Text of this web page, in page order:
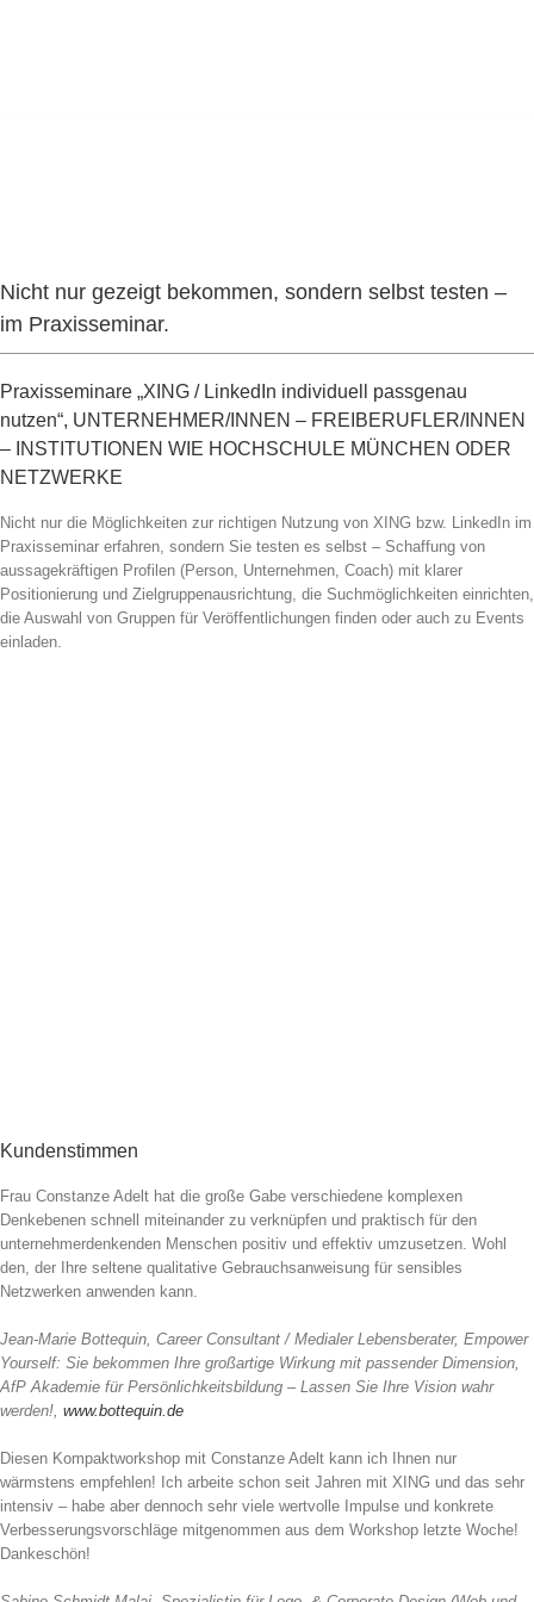
Nicht nur gezeigt bekommen, sondern selbst testen –
im Praxisseminar.
Praxisseminare „XING / LinkedIn individuell passgenau
nutzen“, UNTERNEHMER/INNEN – FREIBERUFLER/INNEN
– INSTITUTIONEN WIE HOCHSCHULE MÜNCHEN ODER
NETZWERKE
Nicht nur die Möglichkeiten zur richtigen Nutzung von XING bzw. LinkedIn im
Praxisseminar erfahren, sondern Sie testen es selbst – Schaffung von
aussagekräftigen Profilen (Person, Unternehmen, Coach) mit klarer
Positionierung und Zielgruppenausrichtung, die Suchmöglichkeiten einrichten,
die Auswahl von Gruppen für Veröffentlichungen finden oder auch zu Events
einladen.
Kundenstimmen
Frau Constanze Adelt hat die große Gabe verschiedene komplexen
Denkebenen schnell miteinander zu verknüpfen und praktisch für den
unternehmerdenkenden Menschen positiv und effektiv umzusetzen. Wohl
den, der Ihre seltene qualitative Gebrauchsanweisung für sensibles
Netzwerken anwenden kann.
Jean-Marie Bottequin, Career Consultant / Medialer Lebensberater, Empower
Yourself: Sie bekommen Ihre großartige Wirkung mit passender Dimension,
AfP Akademie für Persönlichkeitsbildung – Lassen Sie Ihre Vision wahr
werden!, www.bottequin.de
Diesen Kompaktworkshop mit Constanze Adelt kann ich Ihnen nur
wärmstens empfehlen! Ich arbeite schon seit Jahren mit XING und das sehr
intensiv – habe aber dennoch sehr viele wertvolle Impulse und konkrete
Verbesserungsvorschläge mitgenommen aus dem Workshop letzte Woche!
Dankeschön!